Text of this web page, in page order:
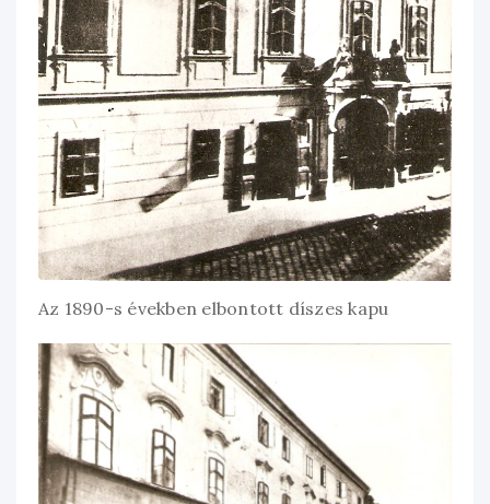
Az 1890-s években elbontott díszes kapu